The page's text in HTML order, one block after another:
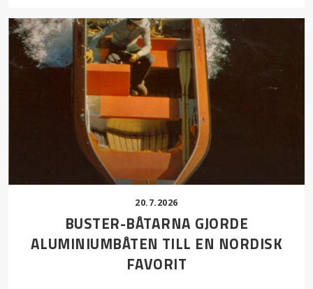
20.7.2026
BUSTER-BÅTARNA GJORDE
ALUMINIUMBÅTEN TILL EN NORDISK
FAVORIT